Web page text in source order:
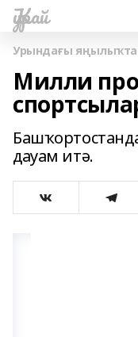
Ҡурай
Урындағы
Милли
дауам итә.